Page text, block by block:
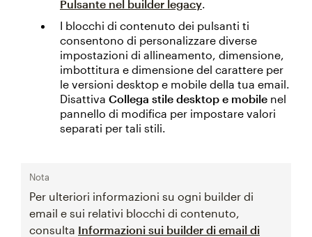
Pulsante nel builder legacy.
I blocchi di contenuto dei pulsanti ti
consentono di personalizzare diverse
impostazioni di allineamento, dimensione,
imbottitura e dimensione del carattere per
le versioni desktop e mobile della tua email.
Disattiva Collega stile desktop e mobile nel
pannello di modifica per impostare valori
separati per tali stili.
Nota
Per ulteriori informazioni su ogni builder di
email e sui relativi blocchi di contenuto,
consulta Informazioni sui builder di email di